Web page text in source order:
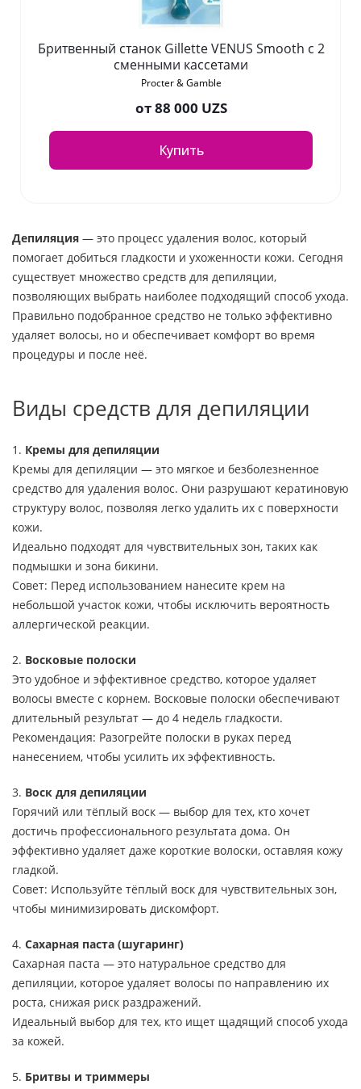
Бритвенный станок Gillette VENUS Smooth с 2
сменными кассетами
Procter & Gamble
от88 000 UZS
Купить
Депиляция — это процесс удаления волос, который
помогает добиться гладкости и ухоженности кожи. Сегодня
существует множество средств для депиляции,
позволяющих выбрать наиболее подходящий способ ухода.
Правильно подобранное средство не только эффективно
удаляет волосы, но и обеспечивает комфорт во время
процедуры и после неё.
Виды средств для депиляции
1. Кремы для депиляции
Кремы для депиляции — это мягкое и безболезненное
средство для удаления волос. Они разрушают кератиновую
структуру волос, позволяя легко удалить их с поверхности
кожи.
Идеально подходят для чувствительных зон, таких как
подмышки и зона бикини.
Совет: Перед использованием нанесите крем на
небольшой участок кожи, чтобы исключить вероятность
аллергической реакции.
2. Восковые полоски
Это удобное и эффективное средство, которое удаляет
волосы вместе с корнем. Восковые полоски обеспечивают
длительный результат — до 4 недель гладкости.
Рекомендация: Разогрейте полоски в руках перед
нанесением, чтобы усилить их эффективность.
3. Воск для депиляции
Горячий или тёплый воск — выбор для тех, кто хочет
достичь профессионального результата дома. Он
эффективно удаляет даже короткие волоски, оставляя кожу
гладкой.
Совет: Используйте тёплый воск для чувствительных зон,
чтобы минимизировать дискомфорт.
4. Сахарная паста (шугаринг)
Сахарная паста — это натуральное средство для
депиляции, которое удаляет волосы по направлению их
роста, снижая риск раздражений.
Идеальный выбор для тех, кто ищет щадящий способ ухода
за кожей.
5. Бритвы и триммеры